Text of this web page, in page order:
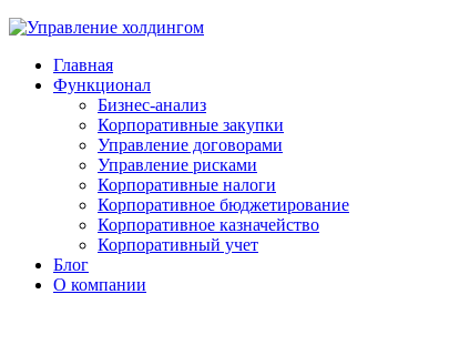
Главная
Функционал
Бизнес-анализ
Корпоративные закупки
Управление договорами
Управление рисками
Корпоративные налоги
Корпоративное бюджетирование
Корпоративное казначейство
Корпоративный учет
Блог
О компании